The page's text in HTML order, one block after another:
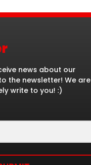
news about our
the newsletter! We are
write to you! :)